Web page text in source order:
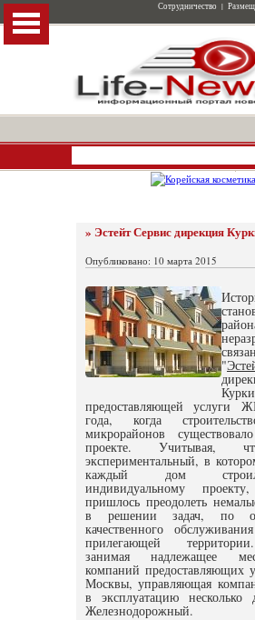
Сотрудничество |
» Эстейт Сервис дирекция
Опубликовано: 10 марта 2015
"
предоставляющей услуги
года, когда
микрорайонов
проекте. Учитывая,
экспериментальный, в
каждый дом
индивидуальному
пришлось преодолеть
в решении задач, по
качественного
прилегающей
занимая надлежащее
компаний
Москвы, управляющая
в эксплуатацию
Железнодорожный.